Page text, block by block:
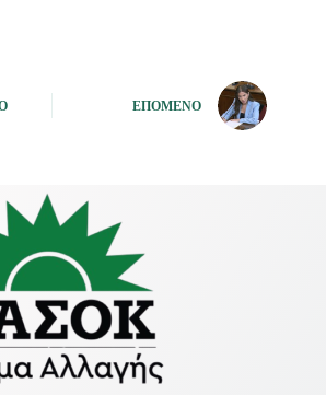
ΕΠΌΜΕΝΟ